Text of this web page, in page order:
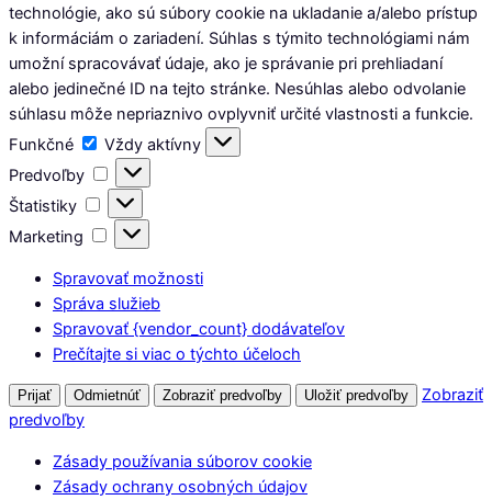
technológie, ako sú súbory cookie na ukladanie a/alebo prístup
k informáciám o zariadení. Súhlas s týmito technológiami nám
umožní spracovávať údaje, ako je správanie pri prehliadaní
alebo jedinečné ID na tejto stránke. Nesúhlas alebo odvolanie
súhlasu môže nepriaznivo ovplyvniť určité vlastnosti a funkcie.
Funkčné
Funkčné
Vždy aktívny
Predvoľby
Predvoľby
Štatistiky
Štatistiky
Marketing
Marketing
Spravovať možnosti
Správa služieb
Spravovať {vendor_count} dodávateľov
Prečítajte si viac o týchto účeloch
Prijať Odmietnúť Zobraziť predvoľby Uložiť predvoľby
Zobraziť
predvoľby
Zásady používania súborov cookie
Zásady ochrany osobných údajov